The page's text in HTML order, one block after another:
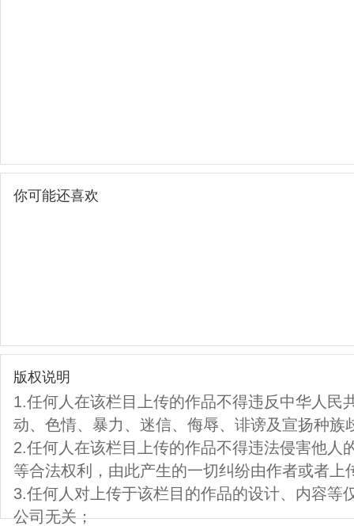
你可能还喜欢
版权说明
1.任何人在该栏目上传的作品不得违反中华人民
动、色情、暴力、迷信、侮辱、诽谤及宣扬种族
2.任何人在该栏目上传的作品不得违法侵害他人
等合法权利，由此产生的一切纠纷由作者或者上
3.任何人对上传于该栏目的作品的设计、内容等
公司无关；